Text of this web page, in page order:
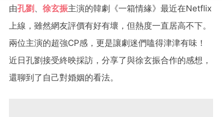
由孔劉 、 徐玄振主演的韓劇《一箱情緣》最近在Netflix
上線，雖然網友評價有好有壞，但熱度一直居高不下。
兩位主演的超強CP感，更是讓劇迷們嗑得津津有味！
近日孔劉接受終映採訪，分享了與徐玄振合作的感想，
還聊到了自己對婚姻的看法。